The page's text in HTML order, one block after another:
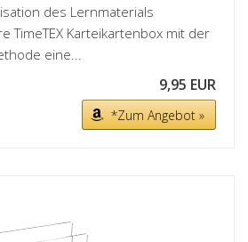
des Lernmaterials
TimeTEX Karteikartenbox mit der
eine...
9,95 EUR
*Zum Angebot »